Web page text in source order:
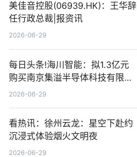
美佳音控股(06939.HK)：王华辞
任行政总裁|报资讯
2026-06-29
每日头条!海川智能：拟1.3亿元
购买南京集溢半导体科技有限公
司15.3%股权
2026-06-29
看热讯：徐州云龙：星空下赴约
沉浸式体验烟火文明夜
2026-06-29